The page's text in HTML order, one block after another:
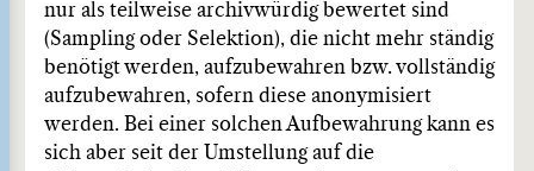
nur als teilweise archivwürdig bewertet sind
(Sampling oder Selektion), die nicht mehr ständig
benötigt werden, aufzubewahren bzw. vollständig
aufzubewahren, sofern diese anonymisiert
werden. Bei einer solchen Aufbewahrung kann es
sich aber seit der Umstellung auf die